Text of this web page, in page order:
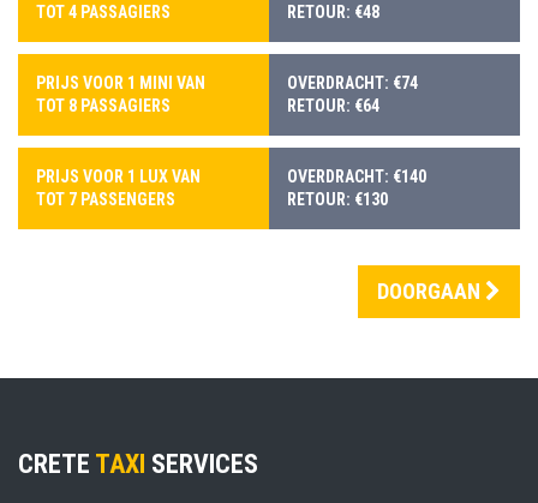
TOT 4 PASSAGIERS
RETOUR: €48
PRIJS VOOR 1 MINI VAN
TOT 8 PASSAGIERS
OVERDRACHT: €74
RETOUR: €64
PRIJS VOOR 1 LUX VAN
TOT 7 PASSENGERS
OVERDRACHT: €140
RETOUR: €130
DOORGAAN
CRETE TAXI SERVICES